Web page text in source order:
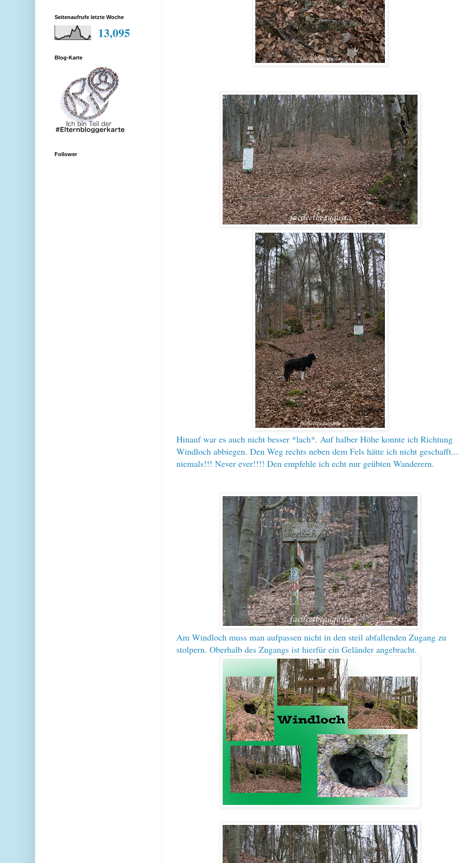
Hinauf war es auch nicht besser *lach*. Auf halber Höhe konnte ich Richtung
Windloch abbiegen. Den Weg rechts neben dem Fels hätte ich nicht geschafft...
niemals!!! Never ever!!!! Den empfehle ich echt nur geübten Wanderern.
Am Windloch muss man aufpassen nicht in den steil abfallenden Zugang zu
stolpern. Oberhalb des Zugangs ist hierfür ein Geländer angebracht.
Seitenaufrufe letzte Woche
13,095
Blog-Karte
Follower